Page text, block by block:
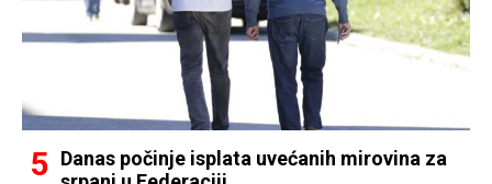
Danas počinje isplata uvećanih mirovina za